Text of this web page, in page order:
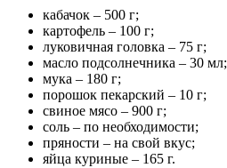
кабачок – 500 г;
картофель – 100 г;
луковичная головка – 75 г;
масло подсолнечника – 30 мл;
мука – 180 г;
порошок пекарский – 10 г;
свиное мясо – 900 г;
соль – по необходимости;
пряности – на свой вкус;
яйца куриные – 165 г.